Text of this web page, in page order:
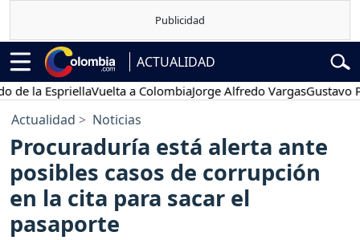
ACTUALIDAD
la EspriellaVuelta a ColombiaJorge Alfredo VargasGustavo Petro
Actualidad Noticias
Procuraduría está alerta ante
posibles casos de corrupción
en la cita para sacar el
pasaporte